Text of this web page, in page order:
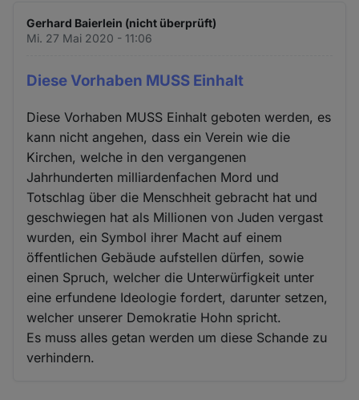
Gerhard Baierlein (nicht überprüft)
Mi. 27 Mai 2020 - 11:06
Diese Vorhaben MUSS Einhalt
Diese Vorhaben MUSS Einhalt geboten werden, es
kann nicht angehen, dass ein Verein wie die
Kirchen, welche in den vergangenen
Jahrhunderten milliardenfachen Mord und
Totschlag über die Menschheit gebracht hat und
geschwiegen hat als Millionen von Juden vergast
wurden, ein Symbol ihrer Macht auf einem
öffentlichen Gebäude aufstellen dürfen, sowie
einen Spruch, welcher die Unterwürfigkeit unter
eine erfundene Ideologie fordert, darunter setzen,
welcher unserer Demokratie Hohn spricht.
Es muss alles getan werden um diese Schande zu
verhindern.